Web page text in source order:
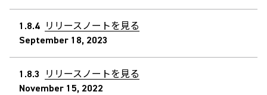
1.8.4 リリースノートを見る
September 18, 2023
1.8.3
リリースノートを見る
November 15, 2022